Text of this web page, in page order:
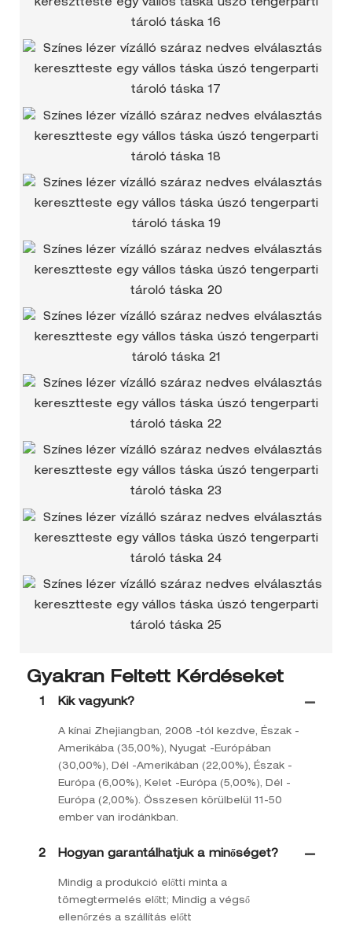
Gyakran Feltett Kérdéseket
1 Kik vagyunk?
A kínai Zhejiangban, 2008 -tól kezdve, Észak -
Amerikába (35,00%), Nyugat -Európában
(30,00%), Dél -Amerikában (22,00%), Észak -
Európa (6,00%), Kelet -Európa (5,00%), Dél -
Európa (2,00%). Összesen körülbelül 11-50
ember van irodánkban.
2 Hogyan garantálhatjuk a minőséget?
Mindig a produkció előtti minta a
tömegtermelés előtt; Mindig a végső
ellenőrzés a szállítás előtt